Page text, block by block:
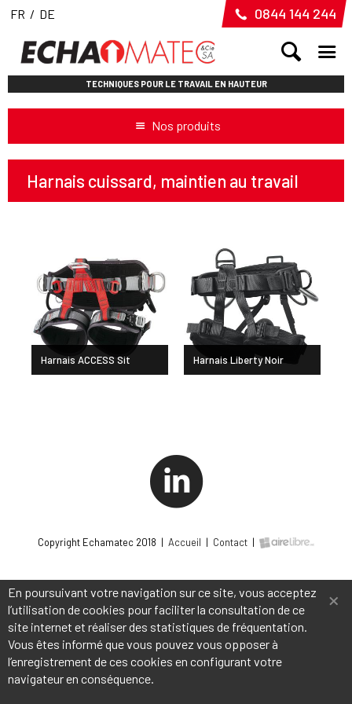
FR / DE 0844 144 244
TECHNIQUES POUR LE TRAVAIL EN HAUTEUR
Nos produits
Harnais cuissard, maintien au travail
Harnais ACCESS Sit Harnais Liberty Noir
Copyright Echamatec 2018 | Accueil | Contact |
×
En poursuivant votre navigation sur ce site, vous acceptez
l’utilisation de cookies pour faciliter la consultation de ce
site internet et réaliser des statistiques de fréquentation.
Vous êtes informé que vous pouvez vous opposer à
l’enregistrement de ces cookies en configurant votre
navigateur en conséquence.